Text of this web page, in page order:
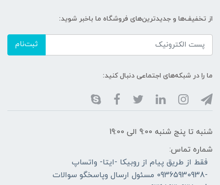
از تخفیف‌ها و جدیدترین‌های فروشگاه ما باخبر شوید:
ثبت‌نام
ما را در شبکه‌های اجتماعی دنبال کنید:
شنبه تا پنج شنبه 9:00 الی 19:00
شماره تماس:
فقط از طریق پیام از روبیکا -ایتا- واتساپ
-09365930938 مسئول ارسال وپاسخگو سوالات